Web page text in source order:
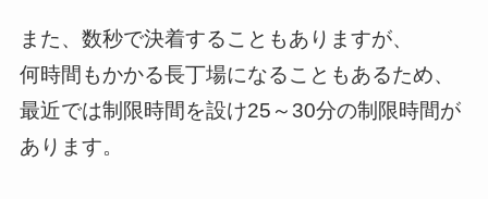
また、数秒で決着することもありますが、
何時間もかかる長丁場になることもあるため、
最近では制限時間を設け25～30分の制限時間が
あります。